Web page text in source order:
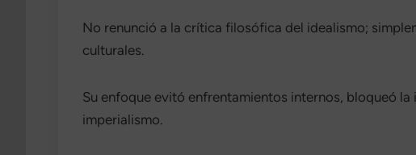
No renunció a la crítica filosófica del idealismo;
culturales.
Su enfoque evitó enfrentamientos internos, bloqueó
imperialismo.